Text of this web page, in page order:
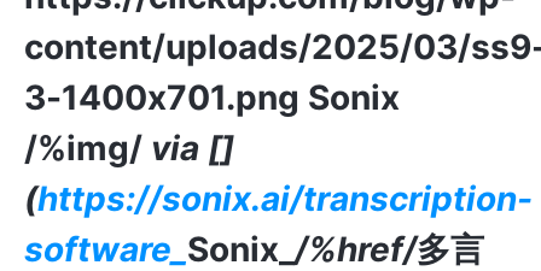
content/uploads/2025/03/
3-1400x701.png Sonix
/%img/ via []
(https://sonix.ai/transcription-
software_ Sonix_ /%href/多言